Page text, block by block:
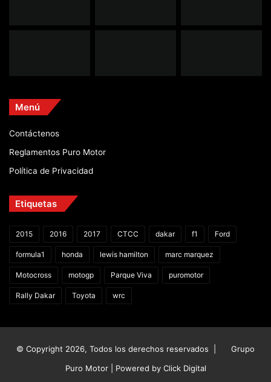
Menú
Contáctenos
Reglamentos Puro Motor
Política de Privacidad
Etiquetas
2015 2016 2017 CTCC dakar f1 Ford
formula1 honda lewis hamilton marc marquez
Motocross motogp Parque Viva puromotor
Rally Dakar Toyota wrc
© Copyright 2026, Todos los derechos reservados |
Grupo
Puro Motor | Powered by Click Digital